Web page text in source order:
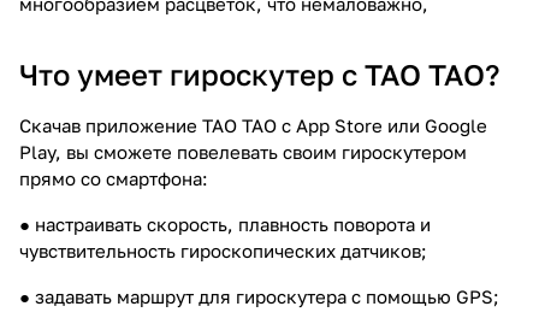
Что умеет гироскутер с TAO TAO?
Скачав приложение TAO TAO с App Store или Google
Play, вы сможете повелевать своим гироскутером
прямо со смартфона:
● настраивать скорость, плавность поворота и
чувствительность гироскопических датчиков;
● задавать маршрут для гироскутера с помощью GPS;